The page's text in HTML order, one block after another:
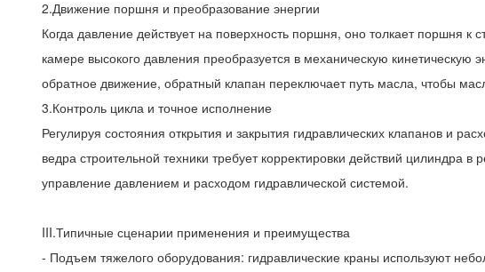
2.Движение поршня и преобразование энергии
Когда давление действует на поверхность поршня, оно толкает поршня
камере высокого давления преобразуется в механическую
обратное движение, обратный клапан переключает путь масла, чтобы
3.Контроль цикла и точное исполнение
Регулируя состояния открытия и закрытия гидравлических клапанов и
ведра строительной техники требует корректировки действий цилиндра
управление давлением и расходом гидравлической системой.
III.Типичные сценарии применения и преимущества
- Подъем тяжелого оборудования: гидравлические краны используют